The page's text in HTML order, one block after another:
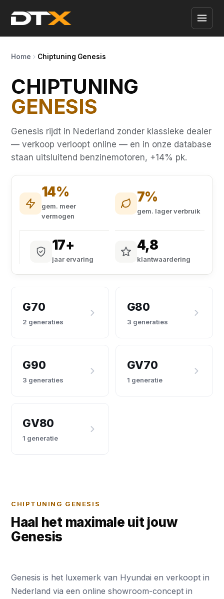
Home Chiptuning Genesis
CHIPTUNING
GENESIS
Genesis rijdt in Nederland zonder klassieke dealer
— verkoop verloopt online — en in onze database
staan uitsluitend benzinemotoren, +14% pk.
14%
gem. meer
vermogen
7%
gem. lager verbruik
17+
jaar ervaring
4,8
klantwaardering
G70
2 generaties
G80
3 generaties
G90
3 generaties
GV70
1 generatie
GV80
1 generatie
CHIPTUNING GENESIS
Haal het maximale uit jouw
Genesis
Genesis is het luxemerk van Hyundai en verkoopt in
Nederland via een online showroom-concept in